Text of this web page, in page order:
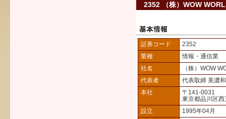
2352 （株）WOW
証券コード
2352
業種
情報・通信業
社名
（株）WOW
代表者
代表取締 美濃
本社
〒141-0031
東京都品川区
設立
1995年04月